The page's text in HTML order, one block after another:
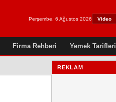
Perşembe, 6 Ağustos 2026 Video
Firma Rehberi Yemek Tarifleri
REKLAM